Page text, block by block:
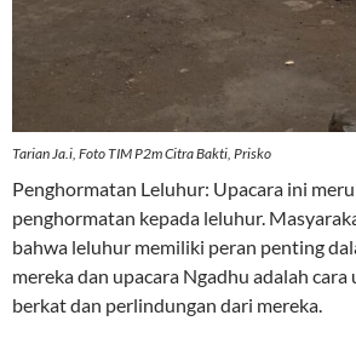
Tarian Ja.i, Foto TIM P2m Citra Bakti, Prisko
Penghormatan Leluhur: Upacara ini
penghormatan kepada leluhur.
bahwa leluhur memiliki peran penting
mereka dan upacara Ngadhu adalah
berkat dan perlindungan dari mereka.